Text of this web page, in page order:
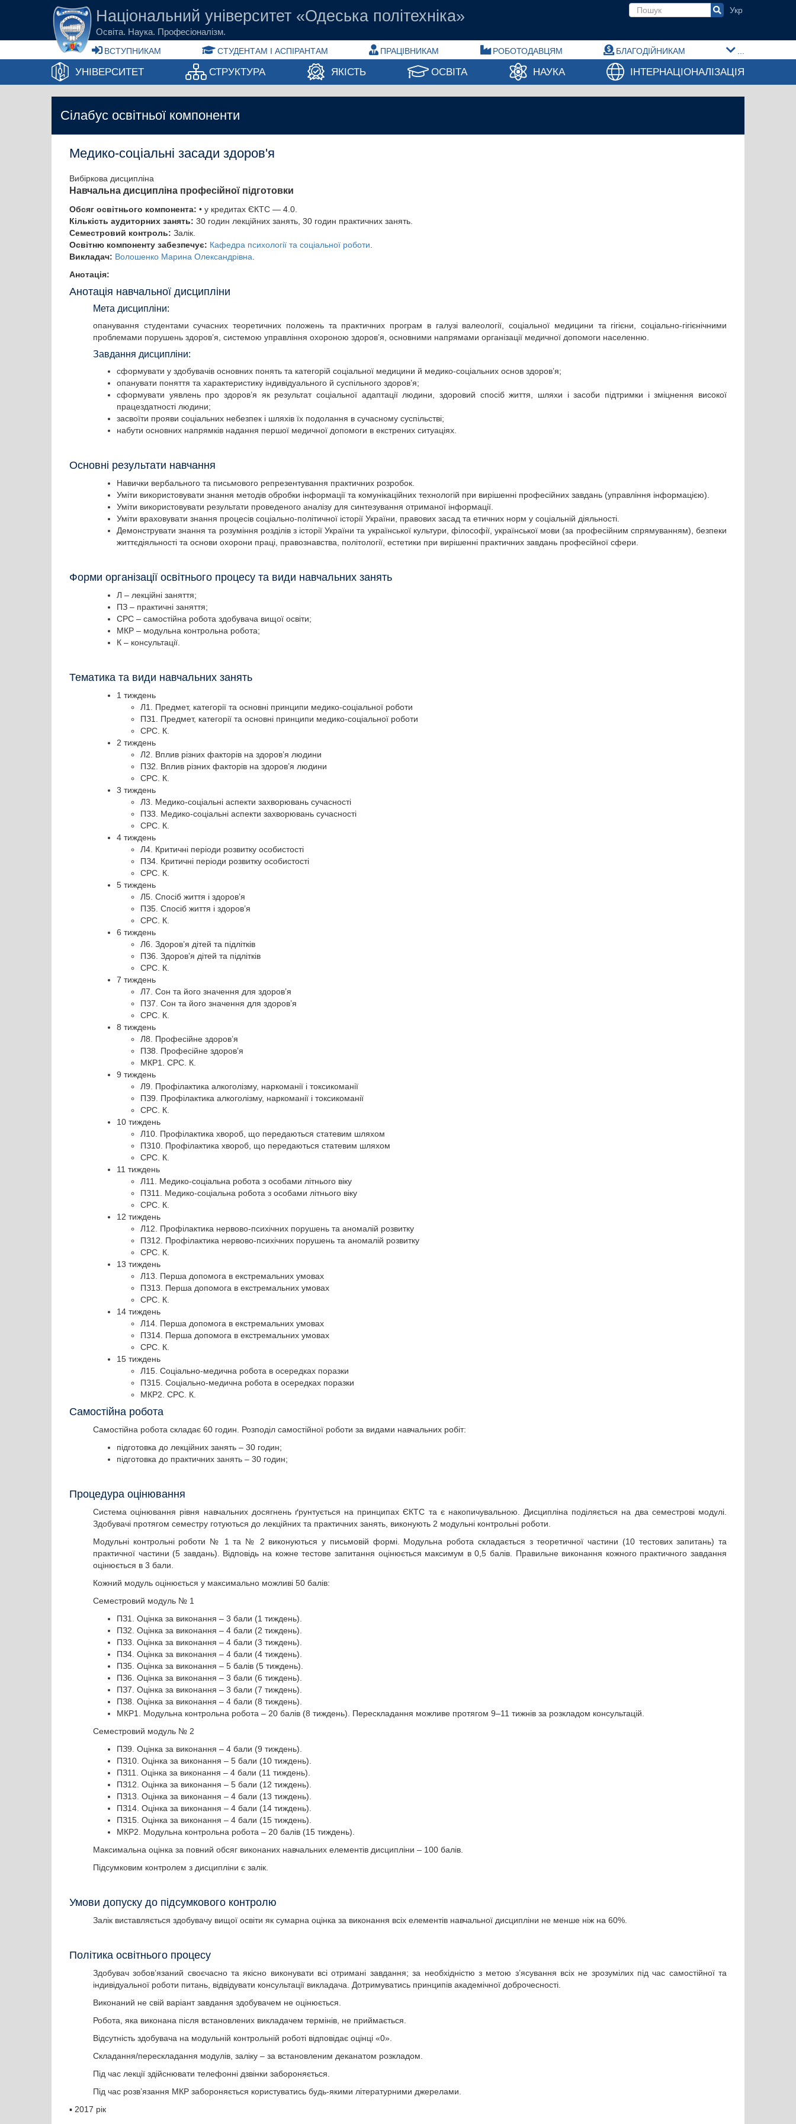
Перейти до основного вмісту
Національний університет «Одеська політехніка»
Освіта. Наука. Професіоналізм.
Пошукова форма
ВСТУПНИКАМ СТУДЕНТАМ І АСПІРАНТАМ ПРАЦІВНИКАМ РОБОТОДАВЦЯМ БЛАГОДІЙНИКАМ
УНІВЕРСИТЕТ СТРУКТУРА ЯКІСТЬ ОСВІТА НАУКА ІНТЕРНАЦІОНАЛІЗАЦІЯ
Сілабус освітньої компоненти
Медико-соціальні засади здоров'я
Вибіркова дисципліна
Навчальна дисципліна професійної підготовки
Обсяг освітнього компонента: • у кредитах ЄКТС — 4.0.
Кількість аудиторних занять: 30 годин лекційних занять, 30 годин практичних занять.
Семестровий контроль: Залік.
Освітню компоненту забезпечує: Кафедра психології та соціальної роботи
Викладач: Волошенко Марина Олександрівна
Анотація:
Анотація навчальної дисципліни
Мета дисципліни:
опанування студентами сучасних теоретичних положень та практичних програм в галузі валеології, соціальної медицини та гігієни, соціально-гігієнічними
проблемами порушень здоров’я, системою управління охороною здоров’я, основними напрямами організації медичної допомоги населенню.
Завдання дисципліни:
сформувати у здобувачів основних понять та категорій соціальної медицини й медико-соціальних основ здоров’я;
опанувати поняття та характеристику індивідуального й суспільного здоров’я;
сформувати уявлень про здоров’я як результат соціальної адаптації людини, здоровий спосіб життя, шляхи і засоби підтримки і зміцнення високої
працездатності людини;
засвоїти прояви соціальних небезпек і шляхів їх подолання в сучасному суспільстві;
набути основних напрямків надання першої медичної допомоги в екстрених ситуаціях.
Основні результати навчання
Навички вербального та письмового репрезентування практичних розробок.
Уміти використовувати знання методів обробки інформації та комунікаційних технологій при вирішенні професійних завдань (управління інформацією).
Уміти використовувати результати проведеного аналізу для синтезування отриманої інформації.
Уміти враховувати знання процесів соціально-політичної історії України, правових засад та етичних норм у соціальній діяльності.
Демонструвати знання та розуміння розділів з історії України та української культури, філософії, української мови (за професійним спрямуванням), безпеки
життєдіяльності та основи охорони праці, правознавства, політології, естетики при вирішенні практичних завдань професійної сфери.
Форми організації освітнього процесу та види навчальних занять
Л – лекційні заняття;
ПЗ – практичні заняття;
СРС – самостійна робота здобувача вищої освіти;
МКР – модульна контрольна робота;
К – консультації.
Тематика та види навчальних занять
1 тиждень
Л1. Предмет, категорії та основні принципи медико-соціальної роботи
ПЗ1. Предмет, категорії та основні принципи медико-соціальної роботи
СРС. К.
2 тиждень
Л2. Вплив різних факторів на здоров’я людини
ПЗ2. Вплив різних факторів на здоров’я людини
СРС. К.
3 тиждень
Л3. Медико-соціальні аспекти захворювань сучасності
ПЗ3. Медико-соціальні аспекти захворювань сучасності
СРС. К.
4 тиждень
Л4. Критичні періоди розвитку особистості
ПЗ4. Критичні періоди розвитку особистості
СРС. К.
5 тиждень
Л5. Спосіб життя і здоров’я
ПЗ5. Спосіб життя і здоров’я
СРС. К.
6 тиждень
Л6. Здоров’я дітей та підлітків
ПЗ6. Здоров’я дітей та підлітків
СРС. К.
7 тиждень
Л7. Сон та його значення для здоров’я
ПЗ7. Сон та його значення для здоров’я
СРС. К.
8 тиждень
Л8. Професійне здоров’я
ПЗ8. Професійне здоров’я
МКР1. СРС. К.
9 тиждень
Л9. Профілактика алкоголізму, наркоманії і токсикоманії
ПЗ9. Профілактика алкоголізму, наркоманії і токсикоманії
СРС. К.
10 тиждень
Л10. Профілактика хвороб, що передаються статевим шляхом
ПЗ10. Профілактика хвороб, що передаються статевим шляхом
СРС. К.
11 тиждень
Л11. Медико-соціальна робота з особами літнього віку
ПЗ11. Медико-соціальна робота з особами літнього віку
СРС. К.
12 тиждень
Л12. Профілактика нервово-психічних порушень та аномалій розвитку
ПЗ12. Профілактика нервово-психічних порушень та аномалій розвитку
СРС. К.
13 тиждень
Л13. Перша допомога в екстремальних умовах
ПЗ13. Перша допомога в екстремальних умовах
СРС. К.
14 тиждень
Л14. Перша допомога в екстремальних умовах
ПЗ14. Перша допомога в екстремальних умовах
СРС. К.
15 тиждень
Л15. Соціально-медична робота в осередках поразки
ПЗ15. Соціально-медична робота в осередках поразки
МКР2. СРС. К.
Самостійна робота
Самостійна робота складає 60 годин. Розподіл самостійної роботи за видами навчальних робіт:
підготовка до лекційних занять – 30 годин;
підготовка до практичних занять – 30 годин;
Процедура оцінювання
Система оцінювання рівня навчальних досягнень ґрунтується на принципах ЄКТС та є накопичувальною. Дисципліна поділяється на два семестрові модулі.
Здобувачі протягом семестру готуються до лекційних та практичних занять, виконують 2 модульні контрольні роботи.
Модульні контрольні роботи № 1 та № 2 виконуються у письмовій формі. Модульна робота складається з теоретичної частини (10 тестових запитань) та
практичної частини (5 завдань). Відповідь на кожне тестове запитання оцінюється максимум в 0,5 балів. Правильне виконання кожного практичного завдання
оцінюється в 3 бали.
Кожний модуль оцінюється у максимально можливі 50 балів:
Семестровий модуль № 1
ПЗ1. Оцінка за виконання – 3 бали (1 тиждень).
ПЗ2. Оцінка за виконання – 4 бали (2 тиждень).
ПЗ3. Оцінка за виконання – 4 бали (3 тиждень).
ПЗ4. Оцінка за виконання – 4 бали (4 тиждень).
ПЗ5. Оцінка за виконання – 5 балів (5 тиждень).
ПЗ6. Оцінка за виконання – 3 бали (6 тиждень).
ПЗ7. Оцінка за виконання – 3 бали (7 тиждень).
ПЗ8. Оцінка за виконання – 4 бали (8 тиждень).
МКР1. Модульна контрольна робота – 20 балів (8 тиждень). Перескладання можливе протягом 9–11 тижнів за розкладом консультацій.
Семестровий модуль № 2
ПЗ9. Оцінка за виконання – 4 бали (9 тиждень).
ПЗ10. Оцінка за виконання – 5 бали (10 тиждень).
ПЗ11. Оцінка за виконання – 4 бали (11 тиждень).
ПЗ12. Оцінка за виконання – 5 бали (12 тиждень).
ПЗ13. Оцінка за виконання – 4 бали (13 тиждень).
ПЗ14. Оцінка за виконання – 4 бали (14 тиждень).
ПЗ15. Оцінка за виконання – 4 бали (15 тиждень).
МКР2. Модульна контрольна робота – 20 балів (15 тиждень).
Максимальна оцінка за повний обсяг виконаних навчальних елементів дисципліни – 100 балів.
Підсумковим контролем з дисципліни є залік.
Умови допуску до підсумкового контролю
Залік виставляється здобувачу вищої освіти як сумарна оцінка за виконання всіх елементів навчальної дисципліни не менше ніж на 60%.
Політика освітнього процесу
Здобувач зобов’язаний своєчасно та якісно виконувати всі отримані завдання; за необхідністю з метою з’ясування всіх не зрозумілих під час самостійної та
індивідуальної роботи питань, відвідувати консультації викладача. Дотримуватись принципів академічної доброчесності.
Виконаний не свій варіант завдання здобувачем не оцінюється.
Робота, яка виконана після встановлених викладачем термінів, не приймається.
Відсутність здобувача на модульній контрольній роботі відповідає оцінці «0».
Складання/перескладання модулів, заліку – за встановленим деканатом розкладом.
Під час лекції здійснювати телефонні дзвінки забороняється.
Під час розв’язання МКР забороняється користуватись будь-якими літературними джерелами.
▪ 2017 рік